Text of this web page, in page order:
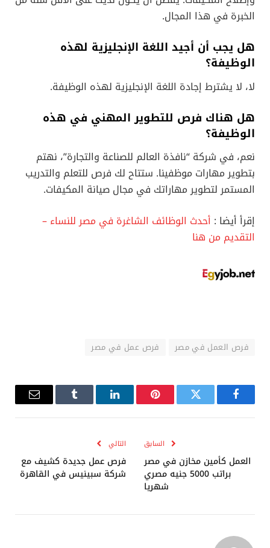
الخبرة في هذا المجال.
هل يجب أن أجيد اللغة الإنجليزية لهذه
الوظيفة؟
لا، لا يشترط إجادة اللغة الإنجليزية لهذه الوظيفة.
هل هناك فرص للتطوير المهني في هذه
الوظيفة؟
نعم، في شركة “نافذة العالم للصناعة والتجارة”، نهتم
بتطوير مهارات موظفينا. ستتاح لك فرص للتعلم والتدريب
المستمر لتطوير مهاراتك في مجال صيانة المكيفات.
إقرأ أيضا : أحدث الوظائف الشاغرة في مصر للنساء –
التقديم من هنا
فرص العمل في مصر فرص عمل في مصر
فيسبوك تويتر بينتيريستلينكدإن Tumblr
البريد
السابق
العمل كأمين مخازن في مصر
براتب 5000 جنيه مصري
شهريا
التالي
فرص عمل جديدة كشيف مع
شركة سبينيس في القاهرة